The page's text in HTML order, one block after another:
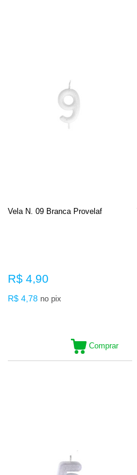
Vela N. 09 Branca Provelaf
R$ 4,90
R$ 4,78 no pix
Comprar